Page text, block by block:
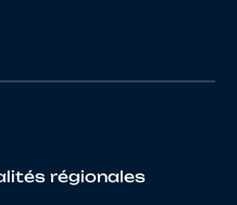
régionales